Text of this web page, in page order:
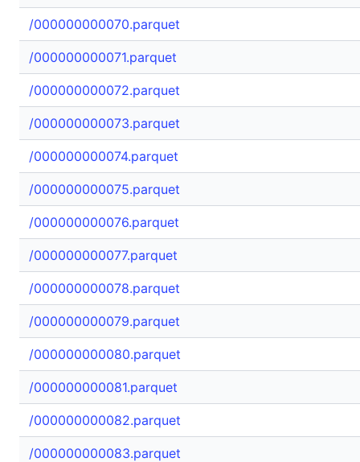
/000000000070.parquet
/000000000071.parquet
/000000000072.parquet
/000000000073.parquet
/000000000074.parquet
/000000000075.parquet
/000000000076.parquet
/000000000077.parquet
/000000000078.parquet
/000000000079.parquet
/000000000080.parquet
/000000000081.parquet
/000000000082.parquet
/000000000083.parquet